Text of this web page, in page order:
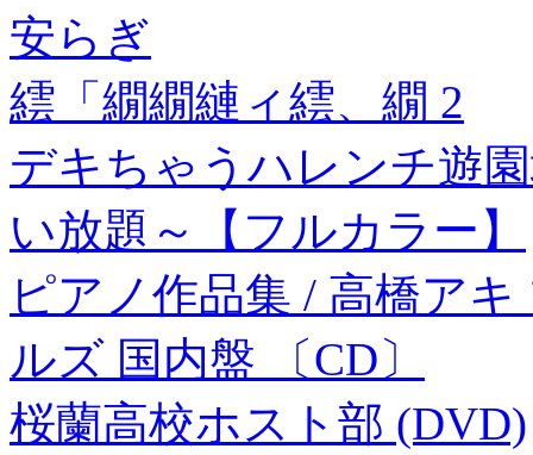
安らぎ
繧「繝繝縺ィ繧、繝 2
デキちゃうハレンチ遊
い放題～【フルカラー】
ピアノ作品集 / 高橋ア
ルズ 国内盤 〔CD〕
桜蘭高校ホスト部 (DVD)